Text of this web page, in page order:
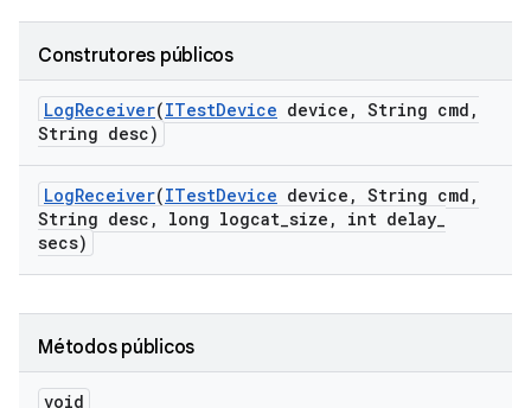
Construtores públicos
LogReceiver(ITestDevice device , String cmd ,
String desc)
LogReceiver(ITestDevice device , String cmd ,
String desc , long logcat_size , int delay_
secs)
Métodos públicos
void